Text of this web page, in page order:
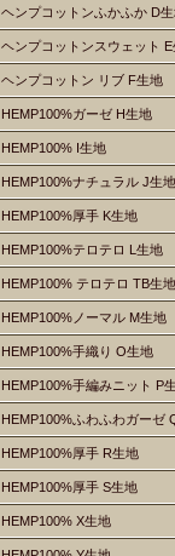
ヘンプコットンふかふか D
ヘンプコットンスウェット
ヘンプコットン リブ F生地
HEMP100%ガーゼ H生地
HEMP100% I生地
HEMP100%ナチュラル J生地
HEMP100%厚手 K生地
HEMP100%テロテロ L生地
HEMP100% テロテロ TB生地
HEMP100%ノーマル M生地
HEMP100%手織り O生地
HEMP100%手編みニット P
HEMP100%ふわふわガーゼ
HEMP100%厚手 R生地
HEMP100%厚手 S生地
HEMP100% X生地